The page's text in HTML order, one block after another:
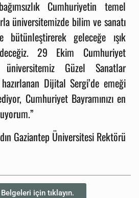
Cumhuriyetin temel
üniversitemizde bilim ve sanatı
bütünleştirerek geleceğe ışık
29 Ekim Cumhuriyet
üniversitemiz Güzel Sanatlar
Dijital Sergi’de emeği
Cumhuriyet Bayramınızı en
Gaziantep Üniversitesi Rektörü
Belgeleri için tıklayın.